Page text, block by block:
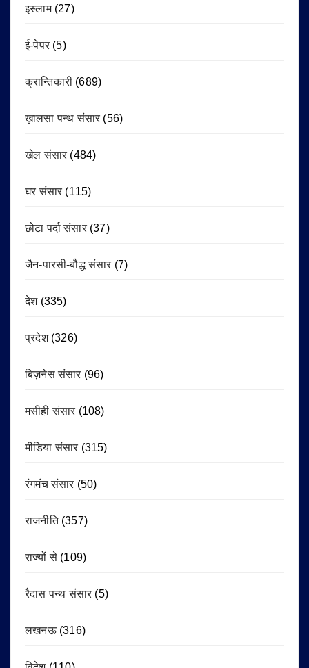
इस्लाम(27)
ई-पेपर (5)
क्रान्तिकारी (689)
ख़ालसा पन्थ संसार (56)
खेल संसार (484)
घर संसार (115)
छोटा पर्दा संसार(37)
जैन-पारसी-बौद्ध संसार (7)
देश(335)
प्रदेश(326)
बिज़नेस संसार (96)
मसीही संसार (108)
मीडिया संसार (315)
रंगमंच संसार (50)
राजनीति(357)
राज्यों से (109)
रैदास पन्थ संसार (5)
लखनऊ(316)